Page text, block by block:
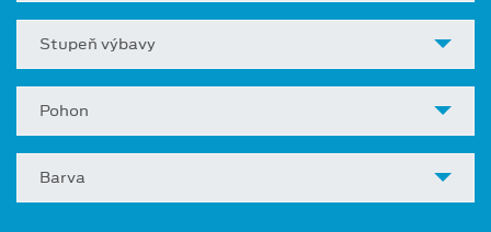
Stupeň výbavy
Pohon
Barva